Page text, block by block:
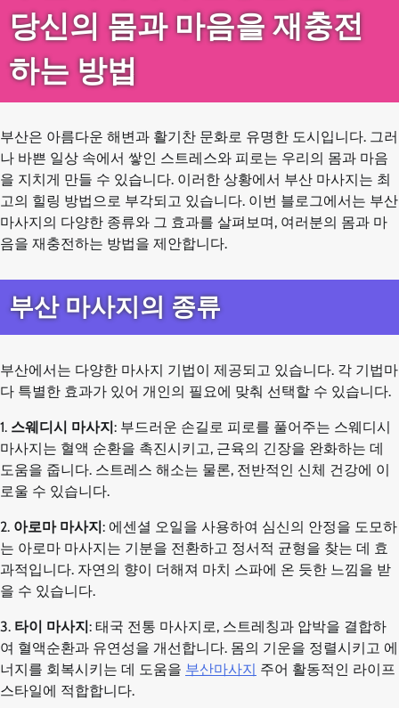
당신의 몸과 마음을 재충전
하는 방법
부산은 아름다운 해변과 활기찬 문화로 유명한 도시입니다. 그러
나 바쁜 일상 속에서 쌓인 스트레스와 피로는 우리의 몸과 마음
을 지치게 만들 수 있습니다. 이러한 상황에서 부산 마사지는 최
고의 힐링 방법으로 부각되고 있습니다. 이번 블로그에서는 부산
마사지의 다양한 종류와 그 효과를 살펴보며, 여러분의 몸과 마
음을 재충전하는 방법을 제안합니다.
부산 마사지의 종류
부산에서는 다양한 마사지 기법이 제공되고 있습니다. 각 기법마
다 특별한 효과가 있어 개인의 필요에 맞춰 선택할 수 있습니다.
1. 스웨디시 마사지 : 부드러운 손길로 피로를 풀어주는 스웨디시
마사지는 혈액 순환을 촉진시키고, 근육의 긴장을 완화하는 데
도움을 줍니다. 스트레스 해소는 물론, 전반적인 신체 건강에 이
로울 수 있습니다.
2. 아로마 마사지 : 에센셜 오일을 사용하여 심신의 안정을 도모하
는 아로마 마사지는 기분을 전환하고 정서적 균형을 찾는 데 효
과적입니다. 자연의 향이 더해져 마치 스파에 온 듯한 느낌을 받
을 수 있습니다.
3. 타이 마사지 : 태국 전통 마사지로, 스트레칭과 압박을 결합하
여 혈액순환과 유연성을 개선합니다. 몸의 기운을 정렬시키고 에
너지를 회복시키는 데 도움을 부산마사지 주어 활동적인 라이프
스타일에 적합합니다.